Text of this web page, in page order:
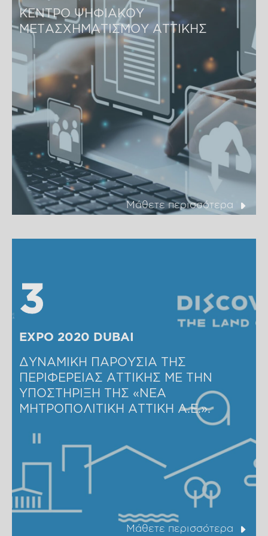
ΚΕΝΤΡΟ ΨΗΦΙΑΚΟΥ
ΜΕΤΑΣΧΗΜΑΤΙΣΜΟΥ ΑΤΤΙΚΗΣ
Μάθετε περισσότερα
3
3
EXPO 2020 DUBAI
ΔΥΝΑΜΙΚΗ ΠΑΡΟΥΣΙΑ ΤΗΣ
ΠΕΡΙΦΕΡΕΙΑΣ ΑΤΤΙΚΗΣ ΜΕ ΤΗΝ
ΥΠΟΣΤΗΡΙΞΗ ΤΗΣ «ΝΕΑ
ΜΗΤΡΟΠΟΛΙΤΙΚΗ ΑΤΤΙΚΗ A.E.».
Μάθετε περισσότερα